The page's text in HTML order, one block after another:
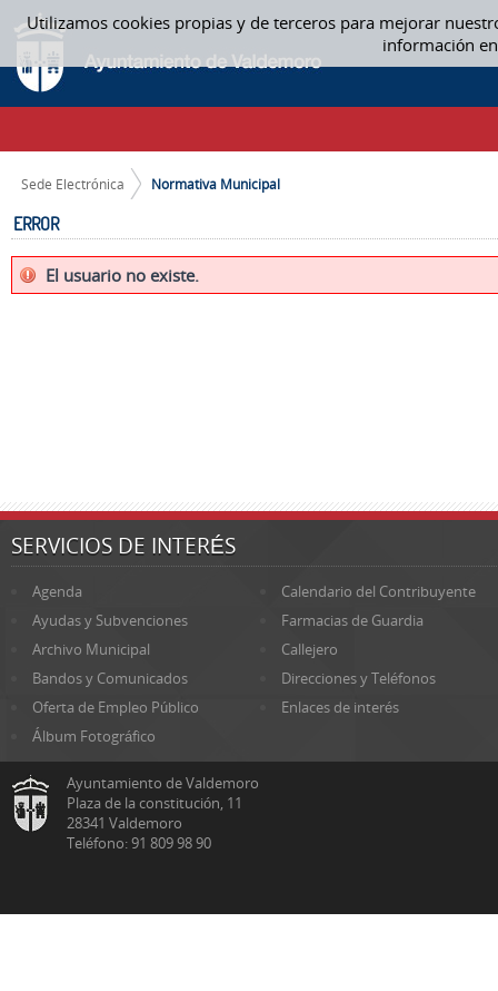
Utilizamos cookies propias y de terceros para mejorar
información
Saltar al contenido
NORMATIVA MUNICIPAL
CAMINO DE MIGAS
Sede Electrónica Normativa Municipal
ERROR
El usuario no existe.
SERVICIOS DE INTERÉS
Agenda
Calendario del Contribuyente
Ayudas y Subvenciones
Farmacias de Guardia
Archivo Municipal
Callejero
Bandos y Comunicados
Direcciones y Teléfonos
Oferta de Empleo Público
Enlaces de interés
Álbum Fotográfico
Ayuntamiento de Valdemoro
Plaza de la constitución, 11
28341 Valdemoro
Teléfono: 91 809 98 90